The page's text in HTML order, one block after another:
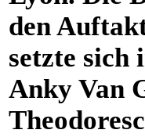
den
setzte
Anky Van